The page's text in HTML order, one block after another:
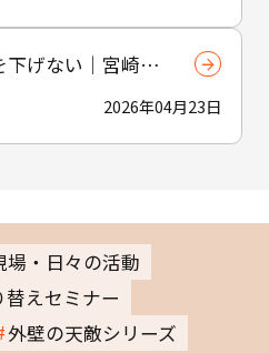
下げない｜宮崎市
ト
2026年04月23日
場・日々の活動
替えセミナー
外壁の天敵シリーズ